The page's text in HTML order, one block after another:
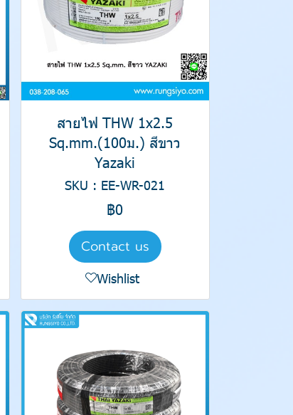
สายไฟ THW 1x2.5
Sq.mm.(100ม.) สีขาว
Yazaki
SKU : EE-WR-021
฿0
Contact us
Wishlist